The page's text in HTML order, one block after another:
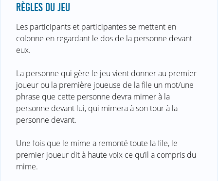
RÈGLES DU JEU
Les participants et participantes se mettent en
colonne en regardant le dos de la personne devant
eux.
La personne qui gère le jeu vient donner au premier
joueur ou la première joueuse de la file un mot/une
phrase que cette personne devra mimer à la
personne devant lui, qui mimera à son tour à la
personne devant.
Une fois que le mime a remonté toute la file, le
premier joueur dit à haute voix ce qu’il a compris du
mime.